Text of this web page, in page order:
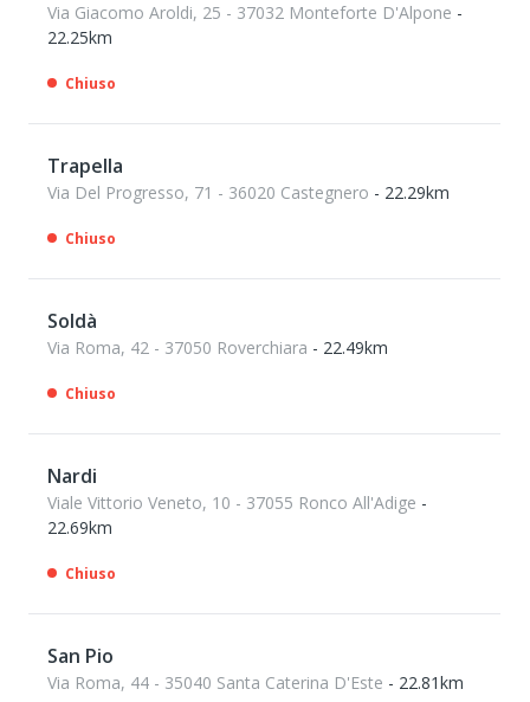
Via Giacomo Aroldi, 25 - 37032 Monteforte D'Alpone -
22.25km
Chiuso
Trapella
Via Del Progresso, 71 - 36020 Castegnero - 22.29km
Chiuso
Soldà
Via Roma, 42 - 37050 Roverchiara - 22.49km
Chiuso
Nardi
Viale Vittorio Veneto, 10 - 37055 Ronco All'Adige -
22.69km
Chiuso
San Pio
Via Roma, 44 - 35040 Santa Caterina D'Este - 22.81km